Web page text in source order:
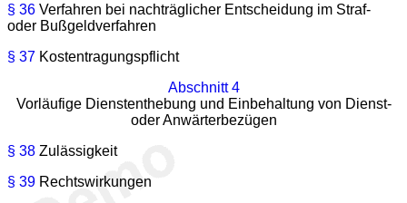
§ 36 Verfahren bei nachträglicher Entscheidung im Straf-
oder Bußgeldverfahren
§ 37 Kostentragungspflicht
Abschnitt 4
Vorläufige Dienstenthebung und Einbehaltung von Dienst-
oder Anwärterbezügen
§ 38 Zulässigkeit
§ 39 Rechtswirkungen